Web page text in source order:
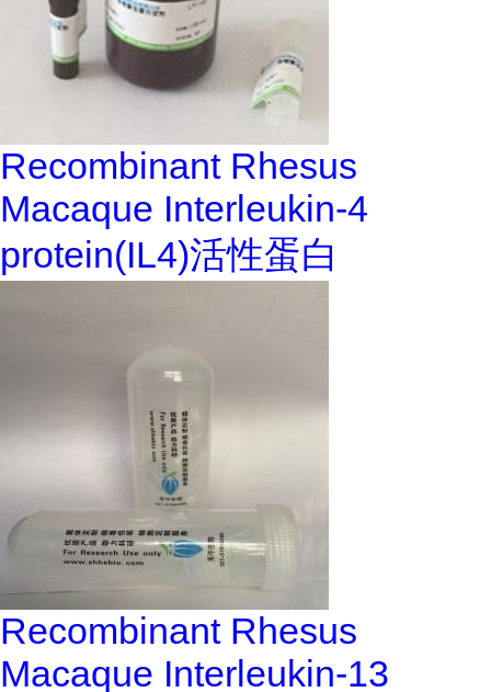
Recombinant Rhesus
Macaque Interleukin-4
protein(IL4)活性蛋白
Recombinant Rhesus
Macaque Interleukin-13